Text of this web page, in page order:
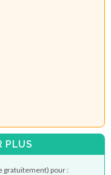
PLUS
gratuitement) pour :